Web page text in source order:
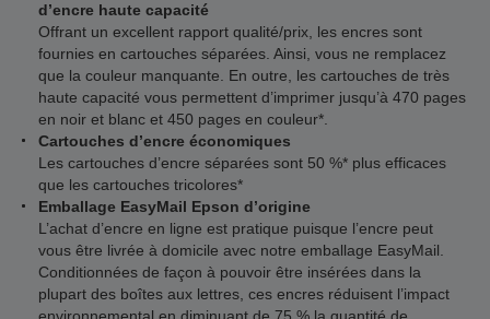
d’encre haute capacité
Offrant un excellent rapport qualité/prix, les encres sont
fournies en cartouches séparées. Ainsi, vous ne remplacez
que la couleur manquante. En outre, les cartouches de très
haute capacité vous permettent d’imprimer jusqu’à 470 pages
en noir et blanc et 450 pages en couleur*.
Cartouches d’encre économiques
Les cartouches d’encre séparées sont 50 %* plus efficaces
que les cartouches tricolores*
Emballage EasyMail Epson d’origine
L’achat d’encre en ligne est pratique puisque l’encre peut
vous être livrée à domicile avec notre emballage EasyMail.
Conditionnées de façon à pouvoir être insérées dans la
plupart des boîtes aux lettres, ces encres réduisent l’impact